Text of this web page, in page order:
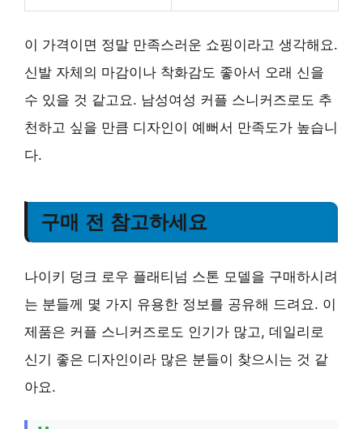
이 가격이면 정말 만족스러운 쇼핑이라고 생각해요.
신발 자체의 마감이나 착화감도 좋아서 오래 신을
수 있을 것 같고요. 남성여성 커플 스니커즈로도 추
천하고 싶을 만큼 디자인이 예뻐서 만족도가 높습니
다.
구매 전 참고하세요
나이키 덩크 로우 플래티넘 스톤 모델을 구매하시려
는 분들께 몇 가지 유용한 정보를 공유해 드려요. 이
제품은 커플 스니커즈로도 인기가 많고, 데일리로
신기 좋은 디자인이라 많은 분들이 찾으시는 것 같
아요.